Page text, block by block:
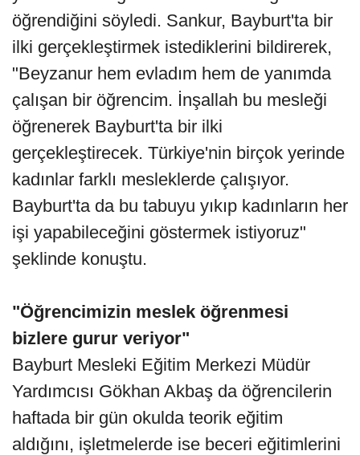
öğrendiğini söyledi. Sankur, Bayburt'ta bir
ilki gerçekleştirmek istediklerini bildirerek,
"Beyzanur hem evladım hem de yanımda
çalışan bir öğrencim. İnşallah bu mesleği
öğrenerek Bayburt'ta bir ilki
gerçekleştirecek. Türkiye'nin birçok yerinde
kadınlar farklı mesleklerde çalışıyor.
Bayburt'ta da bu tabuyu yıkıp kadınların her
işi yapabileceğini göstermek istiyoruz"
şeklinde konuştu.
"Öğrencimizin meslek öğrenmesi
bizlere gurur veriyor"
Bayburt Mesleki Eğitim Merkezi Müdür
Yardımcısı Gökhan Akbaş da öğrencilerin
haftada bir gün okulda teorik eğitim
aldığını, işletmelerde ise beceri eğitimlerini